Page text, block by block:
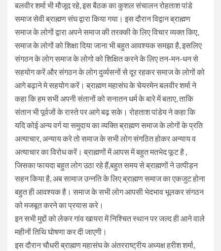
बलवीर शर्मा भी मौजूद रहे, इस बैठक का कुशल संचालन रोहताश पांडे
समाज सेवी ब्राह्मण संघ द्वारा किया गया। इस दौरान विद्वान ब्राह्मण
समाज के लोगों द्वारा अपने समाज की तरक्की के लिए विचार व्यक्त किए,
समाज के लोगों को शिक्षा दिया जाना भी बहुत आवश्यक समझा है, इसलिए
संगठन के लोग समाज के लोगो को शिक्षित करने के लिए तन-मन-धन से
सहयोग करें और संगठन के लोग दुर्व्यसनों से दूर रहकर समाज के लोगों को
आगे बढ़ाने मे सहयोग करें। ब्राह्मण महासंघ के चेयरमेन बलवीर शर्मा ने
कहा कि हम सभी अपनी संतानों को सनातन धर्म के बारे में बताए, ताकि
संतान भी पूर्वजों के रास्ते पर आगे बढ़ सके। रोहताश पांडेय ने कहा कि
यदि कोई अन्य वर्ग या समुदाय का व्यक्ति ब्राह्मण समाज के लोगों के प्रति
अत्याचार, अन्याय करे तो समाज के सभी लोग संगठित होकर अन्याय व
अत्याचार का विरोध करें। ब्राह्मणों में आपस में बहुत मतभेद फूट है ,
जिसका फायदा बहुत लोग उठा रहे हैं,बहुत समय से ब्राह्मणों ने उत्पीड़न
सहन किया है, अब सामाज उन्नति के लिए ब्राह्मण समाज का एकजुट होना
बहुत ही आवश्यक है। समाज के सभी लोग आपसी भेदभाव भूलकर संगठन
को मजबूत करने का प्रयास करे।
इन सभी मुद्दों को लेकर गांव खायरा में निश्चित स्थान पर जल्द ही आने वाले
महीनों तिथि घोषणा कर दी जाएगी।
इस दौरान चौधरी ब्राह्मण महासंघ के अंतरराष्ट्रीय अध्यक्ष हरीश शर्मा,